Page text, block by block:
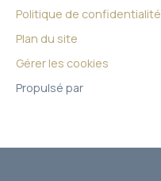
Politique de confidentialité
Plan du site
Gérer les cookies
Propulsé par